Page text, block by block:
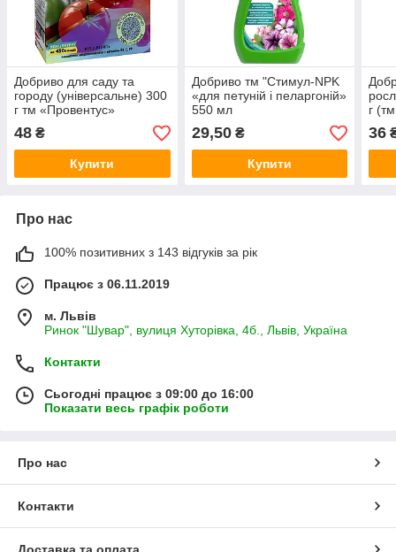
Добриво для саду та
городу (універсальне) 300
г тм «Провентус»
48 ₴
Купити
Добриво тм "Стимул-NPK
«для петуній і пеларгоній»
550 мл
29,50₴
Купити
г
36
Про нас
100% позитивних з 143 відгуків за рік
Працює з 06.11.2019
м. Львів
Ринок "Шувар", вулиця Хуторівка, 4б., Львів, Україна
Контакти
Сьогодні працює з 09:00 до 16:00
Показати весь графік роботи
Про нас
Контакти